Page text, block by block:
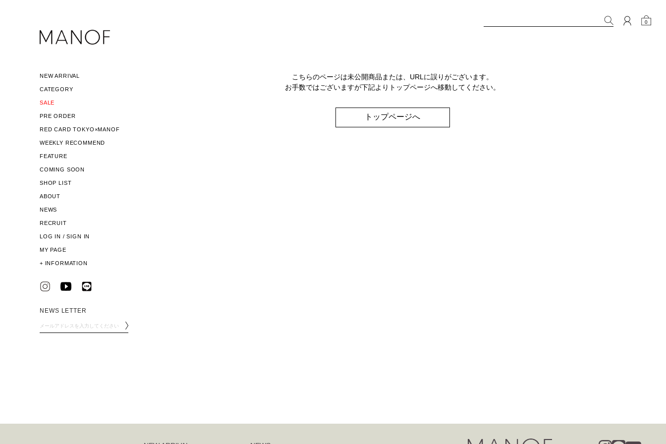
NEW ARRIVAL
CATEGORY
SALE
PRE ORDER
RED CARD TOKYO×MANOF
WEEKLY RECOMMEND
FEATURE
COMING SOON
SHOP LIST
ABOUT
NEWS
RECRUIT
LOG IN / SIGN IN
MY PAGE
+ INFORMATION
NEWS LETTER
0
こちらのページは未公開商品または、URLに誤りがございます。
お手数ではございますが下記よりトップページへ移動してください。
トップページへ